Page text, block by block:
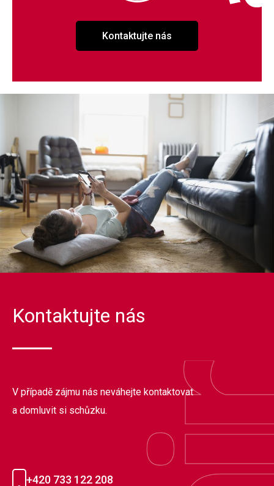
Kontaktujte nás
Kontaktujte nás
V případě zájmu nás neváhejte kontaktovat
a domluvit si schůzku.
+420 733 122 208